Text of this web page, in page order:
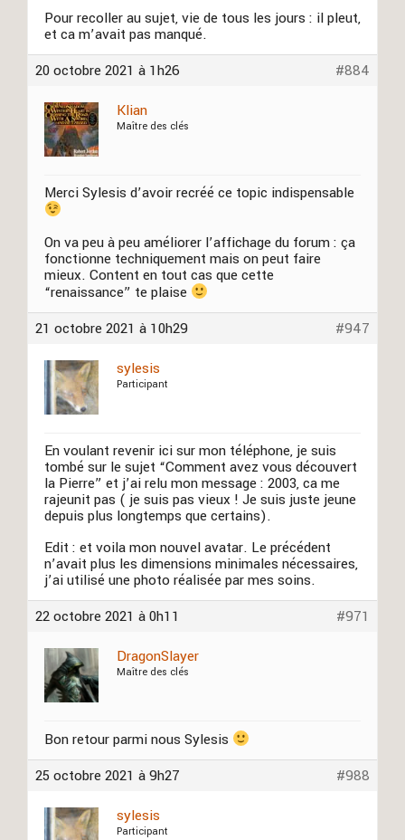
Pour recoller au sujet, vie de tous les jours : il pleut,
et ca m’avait pas manqué.
20 octobre 2021 à 1h26
#884
Klian
Maître des clés
Merci Sylesis d’avoir recréé ce topic indispensable
On va peu à peu améliorer l’affichage du forum : ça
fonctionne techniquement mais on peut faire
mieux. Content en tout cas que cette
“renaissance” te plaise
21 octobre 2021 à 10h29
#947
sylesis
Participant
En voulant revenir ici sur mon téléphone, je suis
tombé sur le sujet “Comment avez vous découvert
la Pierre” et j’ai relu mon message : 2003, ca me
rajeunit pas ( je suis pas vieux ! Je suis juste jeune
depuis plus longtemps que certains).
Edit : et voila mon nouvel avatar. Le précédent
n’avait plus les dimensions minimales nécessaires,
j’ai utilisé une photo réalisée par mes soins.
22 octobre 2021 à 0h11
#971
DragonSlayer
Maître des clés
Bon retour parmi nous Sylesis
25 octobre 2021 à 9h27
#988
sylesis
Participant